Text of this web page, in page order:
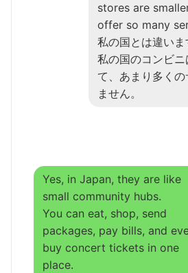
stores are
offer so many
私の国とは違いま
私の国のコンビニ
て、あまり多く
ません。
Yes, in Japan, they are like
small community hubs.
You can eat, shop, send
packages, pay bills, and
buy concert tickets in one
place.